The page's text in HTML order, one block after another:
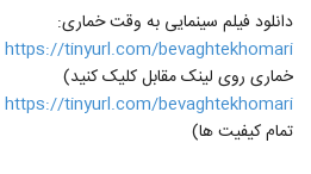
دانلود فیلم سینمایی به وقت خماری:
https://tinyurl.com/bevaghtekhomari
خماری روی لینک مقابل کلیک کنید)
https://tinyurl.com/bevaghtekhomari
تمام کیفیت ها)